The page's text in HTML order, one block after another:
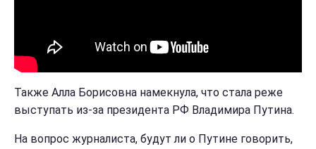
Также Алла Борисовна намекнула, что стала реже
выступать из-за президента РФ Владимира Путина.
На вопрос журналиста, будут ли о Путине говорить,